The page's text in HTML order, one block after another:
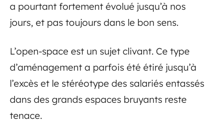
a pourtant fortement évolué jusqu’à nos
jours, et pas toujours dans le bon sens.
L’open-space est un sujet clivant. Ce type
d’aménagement a parfois été étiré jusqu’à
l’excès et le stéréotype des salariés entassés
dans des grands espaces bruyants reste
tenace.